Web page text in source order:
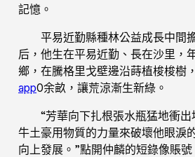
記憶。
平易近勤縣種林公益成長中間
后，他生在平易近勤、長在沙里，
鄉，在騰格里戈壁邊沿蒔植梭梭樹
app0余畝，讓荒涼漸生新綠。
“芳華向下扎根張水瓶猛地衝
牛土豪用物質的力量來破壞他眼淚
向上發展。”點開仲麟的短錄像賬